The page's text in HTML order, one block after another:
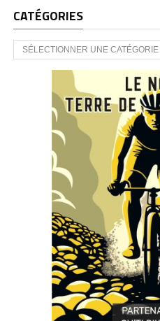
CATÉGORIES
CATÉGORIES